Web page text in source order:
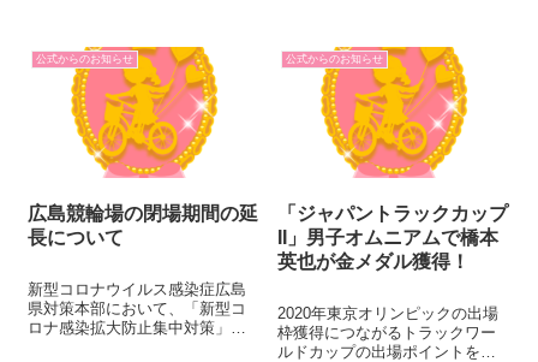
ティバル/ガールズケイリンフェ
スティバル２０２０」の開催に
あたり多数のお客様の来場が見
込まれ...
公式からのお知らせ
広島競輪場の閉場期間の延
長について
新型コロナウイルス感染症広島
県対策本部において、「新型コ
ロナ感染拡大防止集中対策」に
公式からのお知らせ
「ジャパントラックカップ
II」男子オムニアムで橋本
英也が金メダル獲得！
2020年東京オリンピックの出場
枠獲得につながるトラックワー
ルドカップの出場ポイントを争